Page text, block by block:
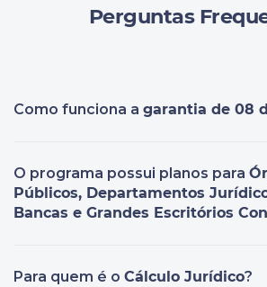
Perguntas
Como funciona a garantia de 08
O programa possui planos para
Públicos, Departamentos
Bancas e Grandes Escritórios
Para quem é o Cálculo Jurídico?